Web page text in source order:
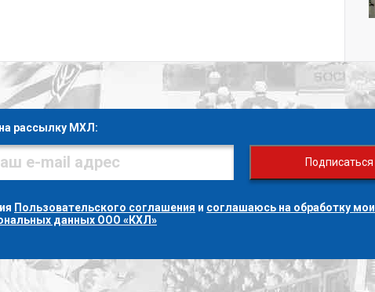
рассылку МХЛ:
Подписаться
Пользовательского соглашения и соглашаюсь на обработку
данных ООО «КХЛ»